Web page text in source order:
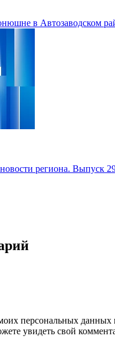
в Автозаводском
региона. Выпуск
персональных данных
увидеть свой